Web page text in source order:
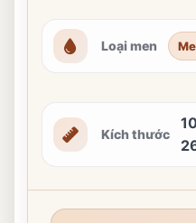
Loại men
Kích thước